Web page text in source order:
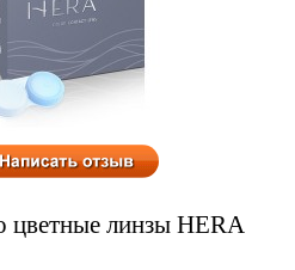
цветные линзы HERA